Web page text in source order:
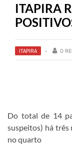
ITAPIRA
ITAPIRA O
Do total de 14
suspeitos) há três
no quarto